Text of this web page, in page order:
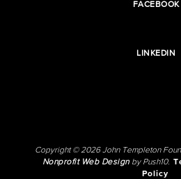
FACEBOOK
LINKEDIN
Copyright © 2026 John Templeton
Nonprofit Web Designby Push10.
Policy